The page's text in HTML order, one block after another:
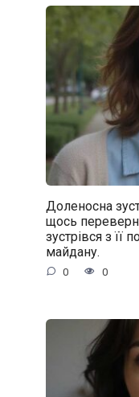
Доленосна
щось
зустрівся з її
майдану.
0 0